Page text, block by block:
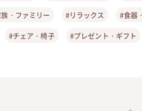
・ファミリー #リラックス #食器
#チェア・椅子 #プレゼント・ギフト